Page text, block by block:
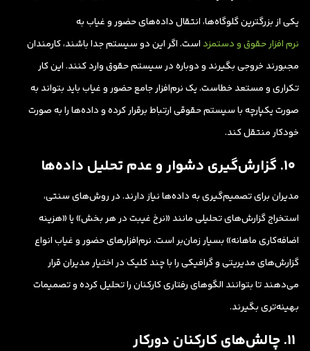
یکی از بزرگترین گلوگاه‌ها، انتقال داده‌های حضور و غیاب به
نرم افزار حقوق و دستمزداست. اگر این دو سیستم جدا باشند، کارمندان
مجبورند خروجی بگیرند و دوباره در سیستم حقوق وارد کنند. این کار
تکراری و مستعد خطاست. یک نرم‌افزار جامع حضور و غیاب باید بتواند به
صورت یکپارچه با سیستم حقوقی ارتباط برقرار کرده و داده‌ها را به صورت
خودکار منتقل کند.
مدیران برای تصمیم‌گیری به داده‌ها نیاز دارند. در روش‌های سنتی،
استخراج گزارش‌های تحلیلی مانند «نرخ غیبت در هر بخش» یا «هزینه
اضافه‌کاری ماهانه» بسیار زمان‌بر است. نرم‌افزارهای حضور و غیاب انواع
گزارش‌های مدیریتی و گرافیکی را با چند کلیک در اختیار مدیران قرار
می‌دهند تا بتوانند الگوهای رفتاری کارکنان را تحلیل کرده و تصمیمات
بهینه‌تری بگیرند.